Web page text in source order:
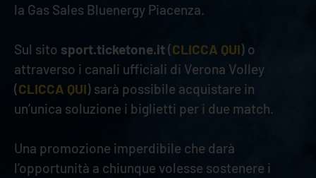
la Gas Sales Bluenergy Piacenza.
Sul sito sport.ticketone.it(CLICCA QUI) o
attraverso i canali ufficiali di Verona Volley
(CLICCA QUI) sarà possibile acquistare in
un’unica soluzione i biglietti per i due match.
Una promozione imperdibile che darà
l’opportunità a chiunque volesse sostenere i